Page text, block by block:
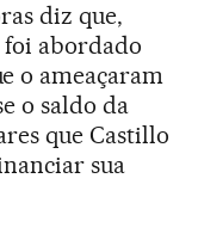
diz que,
foi abordado
o ameaçaram
o saldo da
que Castillo
sua